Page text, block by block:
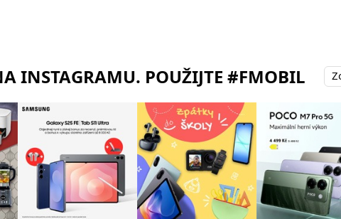
INSTAGRAMU. POUŽIJTE #FMOBIL